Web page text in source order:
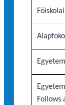
Follows